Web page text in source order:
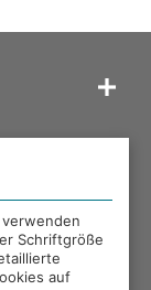
Schriftgröße
auf